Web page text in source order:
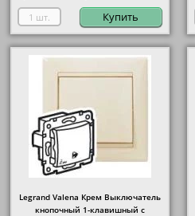
Купить
Legrand Valena Крем Выключатель
кнопочный 1-клавишный с